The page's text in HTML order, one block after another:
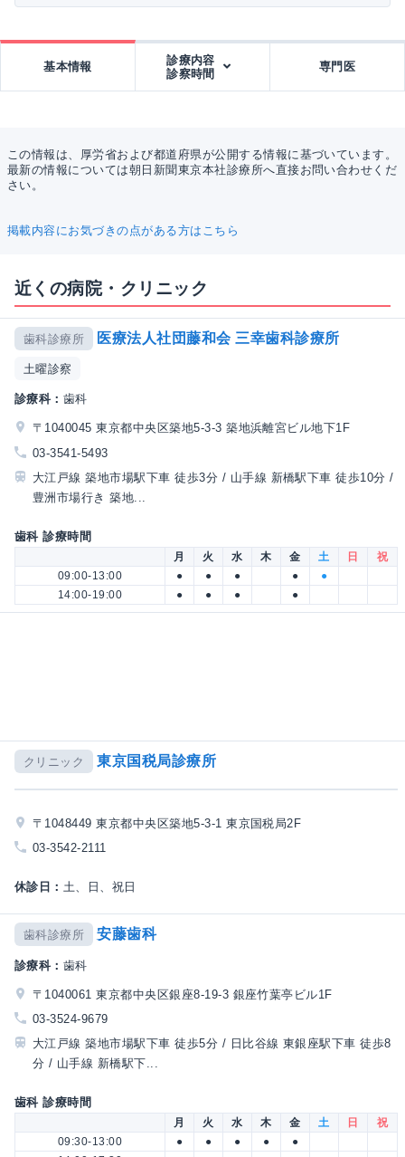
基本情報
診療内容
診察時間
専門医
この情報は、厚労省および都道府県が公開する情報に基づいています。
最新の情報については朝日新聞東京本社診療所へ直接お問い合わせくだ
さい。
掲載内容にお気づきの点がある方はこちら
近くの病院・クリニック
歯科診療所 医療法人社団藤和会 三幸歯科診療所
土曜診察
診療科： 歯科
〒1040045 東京都中央区築地5-3-3 築地浜離宮ビル地下1F
03-3541-5493
大江戸線 築地市場駅下車 徒歩3分 / 山手線 新橋駅下車 徒歩10分 /
豊洲市場行き 築地...
歯科 診療時間
月 火 水 木 金 土 日
祝
09:00-13:00
● ● ● ●
●
14:00-19:00
● ● ● ●
クリニック 東京国税局診療所
〒1048449 東京都中央区築地5-3-1 東京国税局2F
03-3542-2111
休診日： 土、日、祝日
歯科診療所 安藤歯科
診療科： 歯科
〒1040061 東京都中央区銀座8-19-3 銀座竹葉亭ビル1F
03-3524-9679
大江戸線 築地市場駅下車 徒歩5分 / 日比谷線 東銀座駅下車 徒歩8
分 / 山手線 新橋駅下...
歯科 診療時間
月 火 水 木 金 土 日
祝
09:30-13:00
● ● ● ●
●